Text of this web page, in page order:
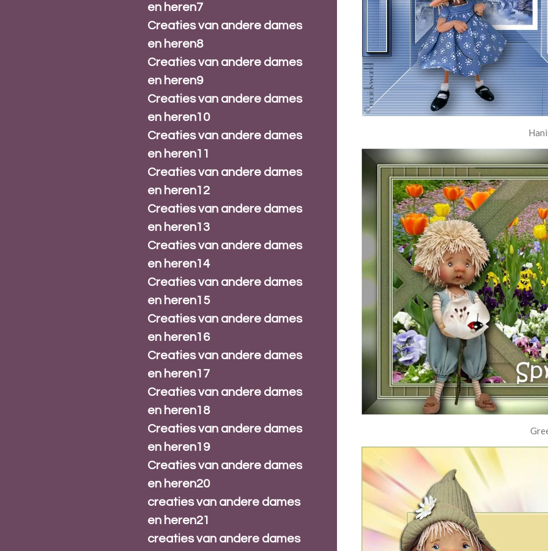
en heren7
Creaties van andere dames
en heren8
Creaties van andere dames
en heren9
Creaties van andere dames
en heren10
Creaties van andere dames
en heren11
Creaties van andere dames
en heren12
Creaties van andere dames
en heren13
Creaties van andere dames
en heren14
Creaties van andere dames
en heren15
Creaties van andere dames
en heren16
Creaties van andere dames
en heren17
Creaties van andere dames
en heren18
Creaties van andere dames
en heren19
Creaties van andere dames
en heren20
creaties van andere dames
en heren21
creaties van andere dames